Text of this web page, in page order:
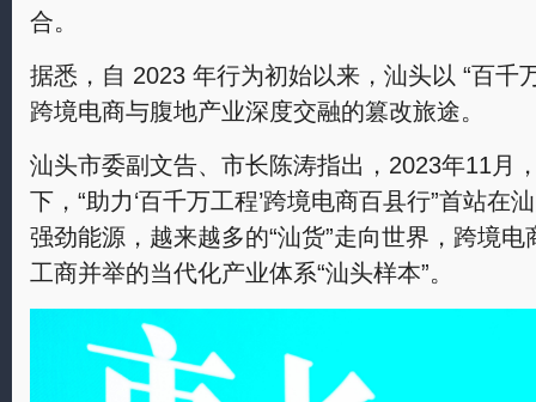
合。
据悉，自 2023 年行为初始以来，汕头以 “百千
跨境电商与腹地产业深度交融的篡改旅途。
汕头市委副文告、市长陈涛指出，2023年11月
下，“助力‘百千万工程’跨境电商百县行”首站在
强劲能源，越来越多的“汕货”走向世界，跨境
工商并举的当代化产业体系“汕头样本”。